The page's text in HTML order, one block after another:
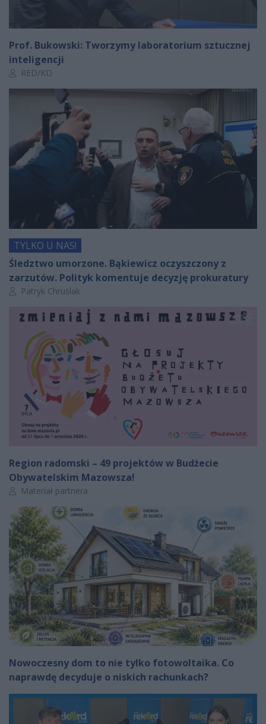
Prof. Bukowski: Tworzymy laboratorium sztucznej
inteligencji
Autor artykułu:
RED/KD
TYLKO U NAS!
Śledztwo umorzone. Bąkiewicz oczyszczony z
zarzutów. Polityk komentuje decyzję prokuratury
Autor artykułu:
Patryk Chruślak
Region radomski – 49 projektów w Budżecie
Obywatelskim Mazowsza!
Autor artykułu:
Materiał partnera
Nowoczesny dom to nie tylko fotowoltaika. Co
naprawdę decyduje o niskich rachunkach?